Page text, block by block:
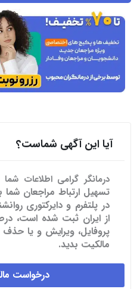
آیا این آگهی شماست؟
درمانگر گرامی اطلاعات شما
در پلتفرم و دایرکتوری
از ایران ثبت شده است،
پروفایل، ویرایش و یا
مالکیت بدید.
درخواست